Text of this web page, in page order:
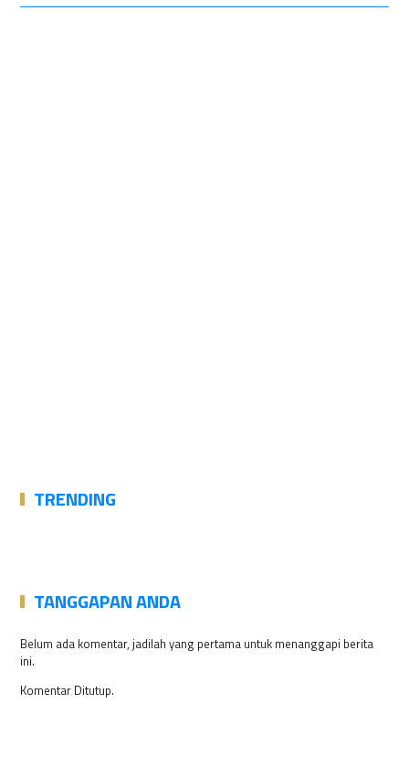
TRENDING
TANGGAPAN ANDA
Belum ada komentar, jadilah yang pertama untuk menanggapi berita
ini.
Komentar Ditutup.